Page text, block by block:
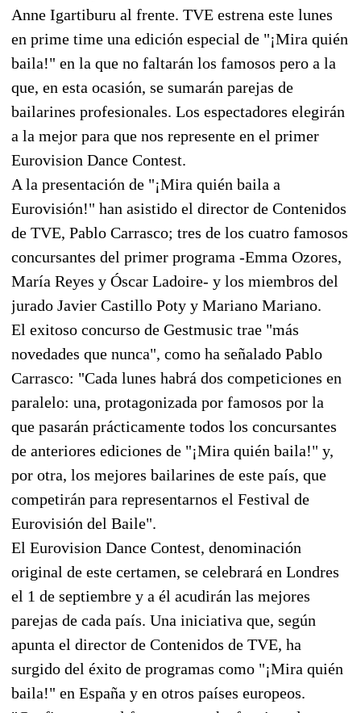
Anne Igartiburu al frente. TVE estrena este lunes
en prime time una edición especial de "¡Mira quién
baila!" en la que no faltarán los famosos pero a la
que, en esta ocasión, se sumarán parejas de
bailarines profesionales. Los espectadores elegirán
a la mejor para que nos represente en el primer
Eurovision Dance Contest.
A la presentación de "¡Mira quién baila a
Eurovisión!" han asistido el director de Contenidos
de TVE, Pablo Carrasco; tres de los cuatro famosos
concursantes del primer programa -Emma Ozores,
María Reyes y Óscar Ladoire- y los miembros del
jurado Javier Castillo Poty y Mariano Mariano.
El exitoso concurso de Gestmusic trae "más
novedades que nunca", como ha señalado Pablo
Carrasco: "Cada lunes habrá dos competiciones en
paralelo: una, protagonizada por famosos por la
que pasarán prácticamente todos los concursantes
de anteriores ediciones de "¡Mira quién baila!" y,
por otra, los mejores bailarines de este país, que
competirán para representarnos el Festival de
Eurovisión del Baile".
El Eurovision Dance Contest, denominación
original de este certamen, se celebrará en Londres
el 1 de septiembre y a él acudirán las mejores
parejas de cada país. Una iniciativa que, según
apunta el director de Contenidos de TVE, ha
surgido del éxito de programas como "¡Mira quién
baila!" en España y en otros países europeos.